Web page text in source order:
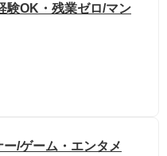
験OK・残業ゼロ/マン
ー/ゲーム・エンタメ